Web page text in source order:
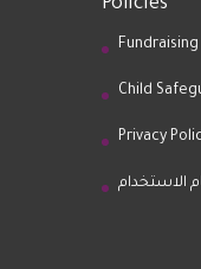
Policies
Child
Privacy
الاستخدام